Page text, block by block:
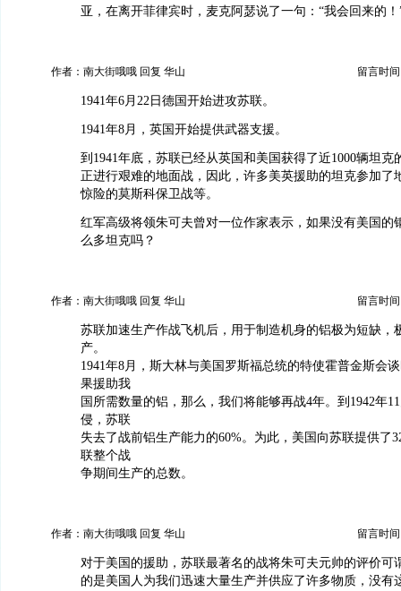
亚，在离开菲律宾时，麦克阿瑟说了一句：“我会回来的！
作者：南大街哦哦 回复 华山 留言时间
1941年6月22日德国开始进攻苏联。
1941年8月，英国开始提供武器支援。
到1941年底，苏联已经从英国和美国获得了近1000辆坦克
正进行艰难的地面战，因此，许多美英援助的坦克参加了
惊险的莫斯科保卫战等。
红军高级将领朱可夫曾对一位作家表示，如果没有美国的
么多坦克吗？
作者：南大街哦哦 回复 华山 留言时间
苏联加速生产作战飞机后，用于制造机身的铝极为短缺，
产。
1941年8月，斯大林与美国罗斯福总统的特使霍普金斯会
果援助我
国所需数量的铝，那么，我们将能够再战4年。到1942年
侵，苏联
失去了战前铝生产能力的60%。为此，美国向苏联提供了
联整个战
争期间生产的总数。
作者：南大街哦哦 回复 华山 留言时间
对于美国的援助，苏联最著名的战将朱可夫元帅的评价可
的是美国人为我们迅速大量生产并供应了许多物质，没有